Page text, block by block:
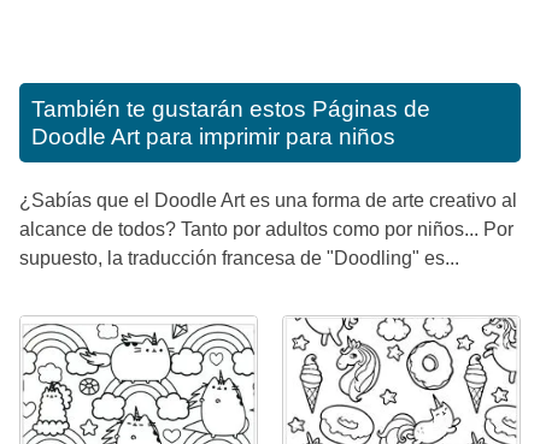
También te gustarán estos Páginas de
Doodle Art para imprimir para niños
¿Sabías que el Doodle Art es una forma de arte creativo al
alcance de todos? Tanto por adultos como por niños... Por
supuesto, la traducción francesa de "Doodling" es...